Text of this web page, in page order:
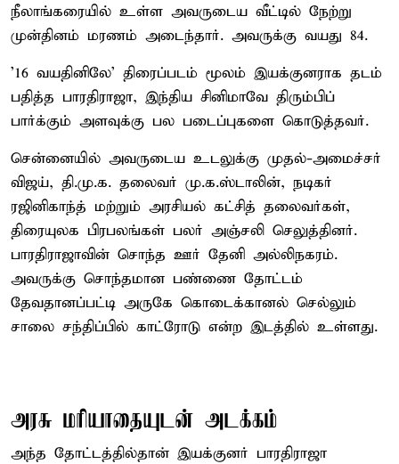
நீலாங்கரையில் உள்ள அவருடைய வீட்டில் நேற்று
முன்தினம் மரணம் அடைந்தார். அவருக்கு வயது 84.
'16 வயதினிலே' திரைப்படம் மூலம் இயக்குனராக தடம்
பதித்த பாரதிராஜா, இந்திய சினிமாவே திரும்பிப்
பார்க்கும் அளவுக்கு பல படைப்புகளை கொடுத்தவர்.
சென்னையில் அவருடைய உடலுக்கு முதல்-அமைச்சர்
விஜய், தி.மு.க. தலைவர் மு.க.ஸ்டாலின், நடிகர்
ரஜினிகாந்த் மற்றும் அரசியல் கட்சித் தலைவர்கள்,
திரையுலக பிரபலங்கள் பலர் அஞ்சலி செலுத்தினர்.
பாரதிராஜாவின் சொந்த ஊர் தேனி அல்லிநகரம்.
அவருக்கு சொந்தமான பண்ணை தோட்டம்
தேவதானப்பட்டி அருகே கொடைக்கானல் செல்லும்
சாலை சந்திப்பில் காட்ரோடு என்ற இடத்தில் உள்ளது.
அரசு மரியாதையுடன் அடக்கம்
அந்த தோட்டத்தில்தான் இயக்குனர் பாரதிராஜா